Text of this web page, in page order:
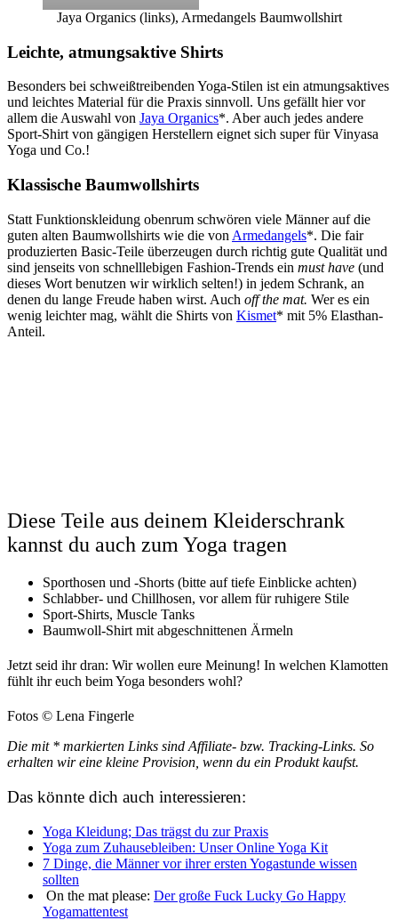
Jaya Organics (links), Armedangels Baumwollshirt
Leichte, atmungsaktive Shirts
Besonders bei schweißtreibenden Yoga-Stilen ist ein atmungsaktives
und leichtes Material für die Praxis sinnvoll. Uns gefällt hier vor
allem die Auswahl von Jaya Organics*. Aber auch jedes andere
Sport-Shirt von gängigen Herstellern eignet sich super für Vinyasa
Yoga und Co.!
Klassische Baumwollshirts
Statt Funktionskleidung obenrum schwören viele Männer auf die
guten alten Baumwollshirts wie die von Armedangels*. Die fair
produzierten Basic-Teile überzeugen durch richtig gute Qualität und
sind jenseits von schnelllebigen Fashion-Trends ein must have (und
dieses Wort benutzen wir wirklich selten!) in jedem Schrank, an
denen du lange Freude haben wirst. Auch off the mat. Wer es ein
wenig leichter mag, wählt die Shirts von Kismet* mit 5% Elasthan-
Anteil.
Diese Teile aus deinem Kleiderschrank
kannst du auch zum Yoga tragen
Sporthosen und -Shorts (bitte auf tiefe Einblicke achten)
Schlabber- und Chillhosen, vor allem für ruhigere Stile
Sport-Shirts, Muscle Tanks
Baumwoll-Shirt mit abgeschnittenen Ärmeln
Jetzt seid ihr dran: Wir wollen eure Meinung! In welchen Klamotten
fühlt ihr euch beim Yoga besonders wohl?
Fotos © Lena Fingerle
Die mit * markierten Links sind Affiliate- bzw. Tracking-Links. So
erhalten wir eine kleine Provision, wenn du ein Produkt kaufst.
Das könnte dich auch interessieren:
Yoga Kleidung; Das trägst du zur Praxis
Yoga zum Zuhausebleiben: Unser Online Yoga Kit
7 Dinge, die Männer vor ihrer ersten Yogastunde wissen
sollten
On the mat please: Der große Fuck Lucky Go Happy
Yogamattentest